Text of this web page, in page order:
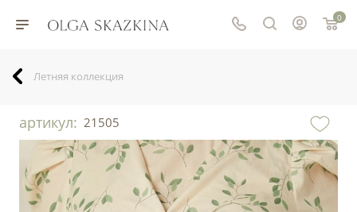
0
Летняя коллекция
артикул: 21505